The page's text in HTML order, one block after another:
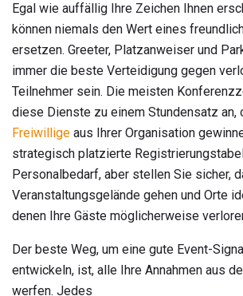
Egal wie auffällig Ihre Zeichen Ihnen
können niemals den Wert eines
ersetzen. Greeter, Platzanweiser und
immer die beste Verteidigung gegen
Teilnehmer sein. Die meisten
diese Dienste zu einem Stundensatz an,
Freiwillige aus Ihrer Organisation
strategisch platzierte
Personalbedarf, aber stellen Sie sicher,
Veranstaltungsgelände gehen und Orte
denen Ihre Gäste möglicherweise
Der beste Weg, um eine gute Event-
entwickeln, ist, alle Ihre Annahmen aus
werfen. Jedes